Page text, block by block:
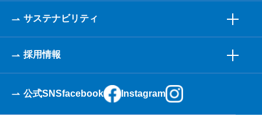
サステナビリティ
採用情報
公式SNSfacebook Instagram